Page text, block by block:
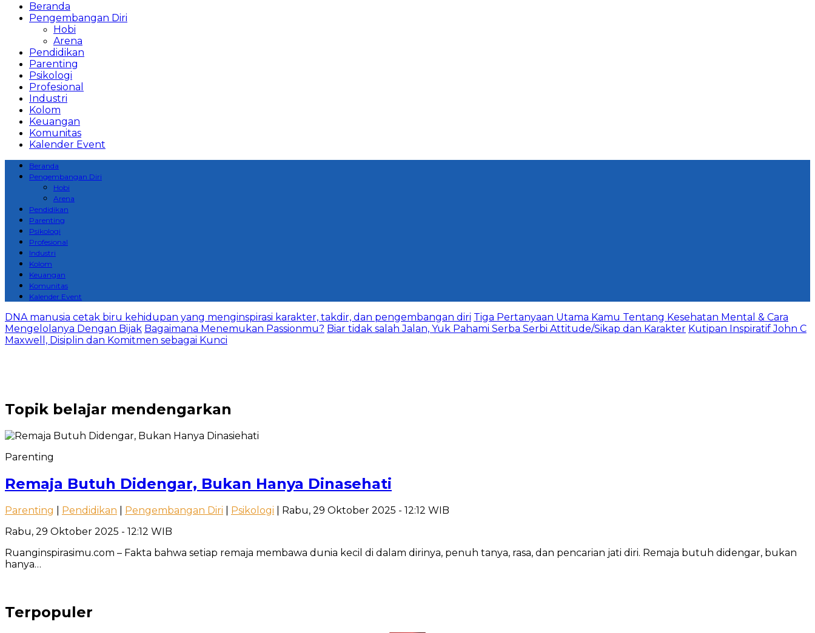
Beranda
Pengembangan Diri
Hobi
Arena
Pendidikan
Parenting
Psikologi
Profesional
Industri
Kolom
Keuangan
Komunitas
Kalender Event
Beranda
Pengembangan Diri
Hobi
Arena
Pendidikan
Parenting
Psikologi
Profesional
Industri
Kolom
Keuangan
Komunitas
Kalender Event
DNA manusia cetak biru kehidupan yang menginspirasi karakter, takdir, dan pengembangan diri Tiga Pertanyaan Utama Kamu Tentang Kesehatan Mental & Cara
Mengelolanya Dengan Bijak Bagaimana Menemukan Passionmu? Biar tidak salah Jalan, Yuk Pahami Serba Serbi Attitude/Sikap dan Karakter Kutipan Inspiratif John C
Maxwell, Disiplin dan Komitmen sebagai Kunci
Topik belajar mendengarkan
Parenting
Remaja Butuh Didengar, Bukan Hanya Dinasehati
Parenting Pendidikan Pengembangan Diri Psikologi | Rabu, 29 Oktober 2025 - 12:12 WIB
Rabu, 29 Oktober 2025 - 12:12 WIB
Ruanginspirasimu.com – Fakta bahwa setiap remaja membawa dunia kecil di dalam dirinya, penuh tanya, rasa, dan pencarian jati diri. Remaja butuh didengar, bukan
hanya…
Terpopuler